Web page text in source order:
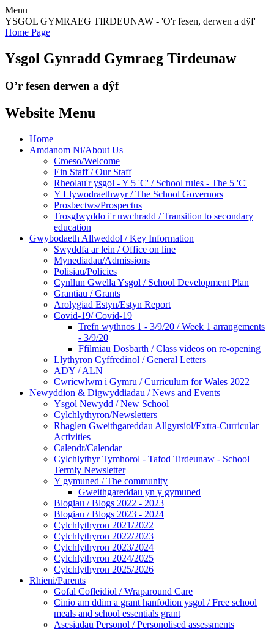
Menu
YSGOL GYMRAEG TIRDEUNAW - 'O'r fesen, derwen a dÿf'
Home Page
Ysgol Gynradd Gymraeg Tirdeunaw
O’r fesen derwen a dŷf
Website Menu
Home
Amdanom Ni/About Us
Croeso/Welcome
Ein Staff / Our Staff
Rheolau'r ysgol - Y 5 'C' / School rules - The 5 'C'
Y Llywodraethwyr / The School Governors
Prosbectws/Prospectus
Trosglwyddo i'r uwchradd / Transition to secondary
education
Gwybodaeth Allweddol / Key Information
Swyddfa ar lein / Office on line
Mynediadau/Admissions
Polisiau/Policies
Cynllun Gwella Ysgol / School Development Plan
Grantiau / Grants
Arolygiad Estyn/Estyn Report
Covid-19/ Covid-19
Trefn wythnos 1 - 3/9/20 / Week 1 arrangements
- 3/9/20
Ffilmiau Dosbarth / Class videos on re-opening
Llythyron Cyffredinol / General Letters
ADY / ALN
Cwricwlwm i Gymru / Curriculum for Wales 2022
Newyddion & Digwyddiadau / News and Events
Ysgol Newydd / New School
Cylchlythyron/Newsletters
Rhaglen Gweithgareddau Allgyrsiol/Extra-Curricular
Activities
Calendr/Calendar
Cylchlythyr Tymhorol - Tafod Tirdeunaw - School
Termly Newsletter
Y gymuned / The community
Gweithgareddau yn y gymuned
Blogiau / Blogs 2022 - 2023
Blogiau / Blogs 2023 - 2024
Cylchlythyron 2021/2022
Cylchlythyron 2022/2023
Cylchlythyron 2023/2024
Cylchlythyron 2024/2025
Cylchlythyron 2025/2026
Rhieni/Parents
Gofal Cofleidiol / Wraparound Care
Cinio am ddim a grant hanfodion ysgol / Free school
meals and school essentials grant
Asesiadau Personol / Personolised assessments